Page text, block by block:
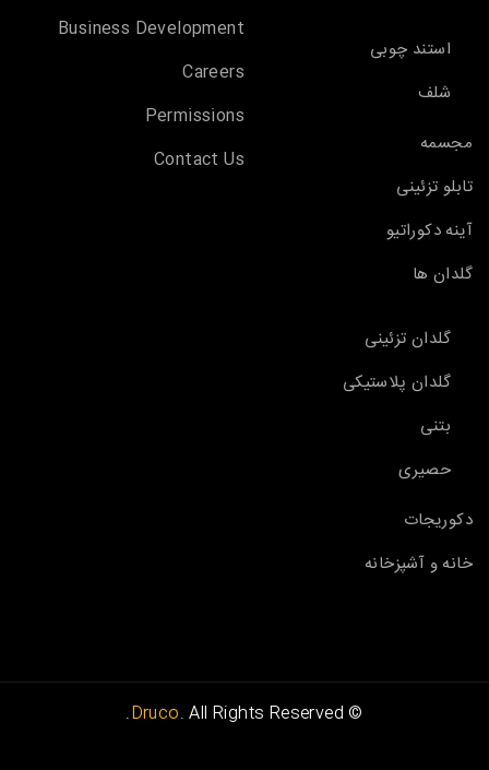
استند چوبی
شلف
مجسمه
تابلو تزئینی
آینه دکوراتیو
گلدان ها
گلدان تزئینی
گلدان پلاستیکی
بتنی
حصیری
دکوریجات
خانه و آشپزخانه
Business Development
Careers
Permissions
Contact Us
©
Druco. All Rights Reserved.